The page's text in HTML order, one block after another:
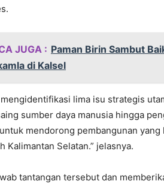
JUGA : Paman Birin Sambut
di Kalsel
mengidentifikasi lima isu strategis
sumber daya manusia hingga
mendorong pembangunan
Kalimantan Selatan.” jelasnya.
tantangan tersebut dan